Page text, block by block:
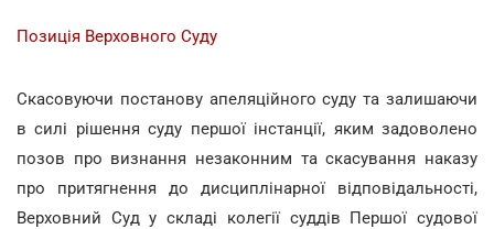
Позиція Верховного Суду
Скасовуючи постанову апеляційного суду та залишаючи
в силі рішення суду першої інстанції, яким задоволено
позов про визнання незаконним та скасування наказу
про притягнення до дисциплінарної відповідальності,
Верховний Суд у складі колегії суддів Першої судової